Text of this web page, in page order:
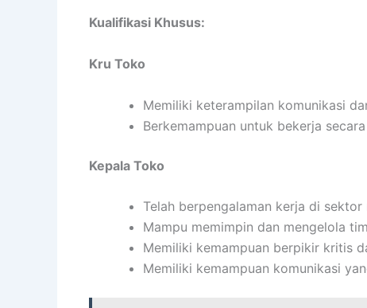
Kualifikasi Khusus:
Kru Toko
Memiliki keterampilan komunikasi
Berkemampuan untuk bekerja
Kepala Toko
Telah berpengalaman kerja di
Mampu memimpin dan mengelola
Memiliki kemampuan berpikir kritis
Memiliki kemampuan komunikasi